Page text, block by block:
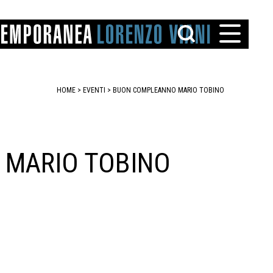
HOME > EVENTI > BUON COMPLEANNO MARIO TOBINO
TOBINO